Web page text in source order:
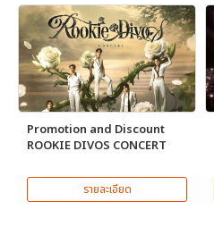
Promotion and Discount
ROOKIE DIVOS CONCERT
รายละเอียด